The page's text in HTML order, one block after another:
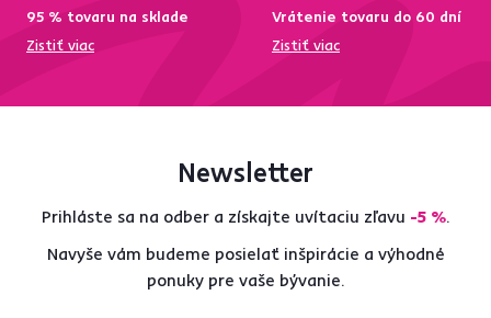
95 % tovaru na sklade
Zistiť viac
Vrátenie tovaru do 60 dní
Zistiť viac
Newsletter
Prihláste sa na odber a získajte uvítaciu zľavu -5 %.
Navyše vám budeme posielať inšpirácie a výhodné
ponuky pre vaše bývanie.